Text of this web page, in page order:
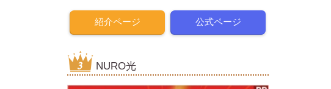
紹介ページ 公式ページ
NURO光